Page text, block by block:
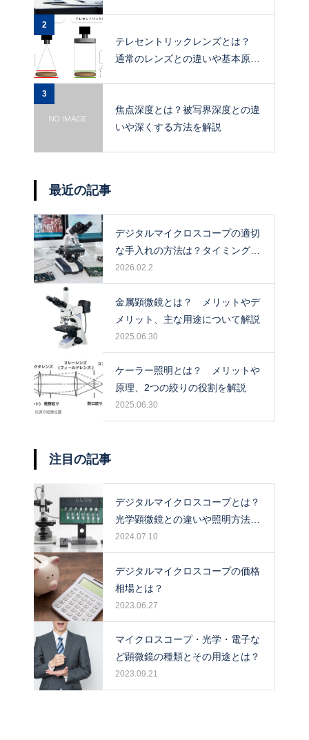
2
テレセントリックレンズとは？
通常のレンズとの違いや基本原
3
焦点深度とは？被写界深度との違
いや深くする方法を解説
最近の記事
デジタルマイクロスコープの適切
な手入れの方法は？タイミングや
保管場所も解説！
2026.02.2
金属顕微鏡とは？ メリットやデ
メリット、主な用途について解説
2025.06.30
ケーラー照明とは？ メリットや
原理、2つの絞りの役割を解説
2025.06.30
注目の記事
デジタルマイクロスコープとは？
光学顕微鏡との違いや照明方法に
ついて解説！
2024.07.10
デジタルマイクロスコープの価格
相場とは？
2023.06.27
マイクロスコープ・光学・電子な
ど顕微鏡の種類とその用途とは？
2023.09.21